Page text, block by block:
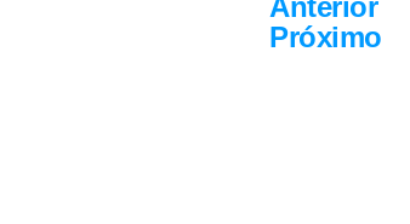
Anterior
Próximo